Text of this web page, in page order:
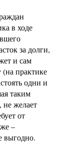
в ходе
за долги,
и сам
(на практике
одни и
таким
не желает
от
–
выгодно.